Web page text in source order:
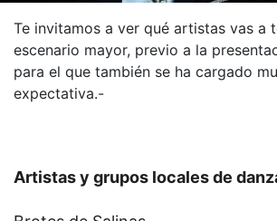
Te invitamos a ver qué artistas vas a
escenario mayor, previo a la
para el que también se ha cargado
expectativa.-
Artistas y grupos locales de